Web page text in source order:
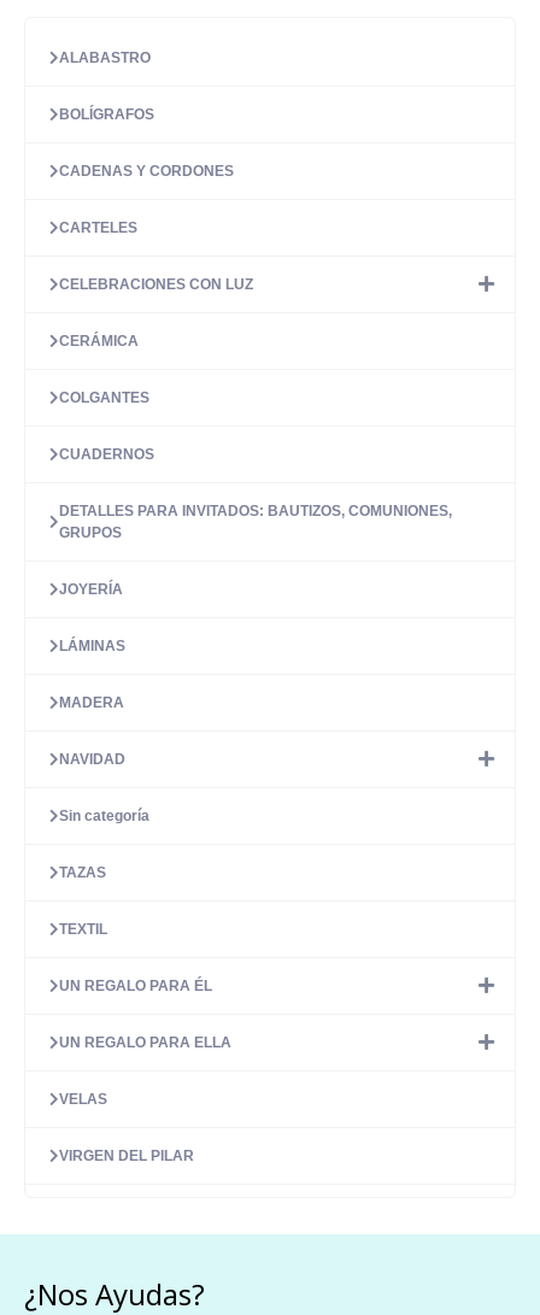
ALABASTRO
BOLÍGRAFOS
CADENAS Y CORDONES
CARTELES
CELEBRACIONES CON LUZ
CERÁMICA
COLGANTES
CUADERNOS
DETALLES PARA INVITADOS: BAUTIZOS, COMUNIONES,
GRUPOS
JOYERÍA
LÁMINAS
MADERA
NAVIDAD
Sin categoría
TAZAS
TEXTIL
UN REGALO PARA ÉL
UN REGALO PARA ELLA
VELAS
VIRGEN DEL PILAR
¿Nos Ayudas?